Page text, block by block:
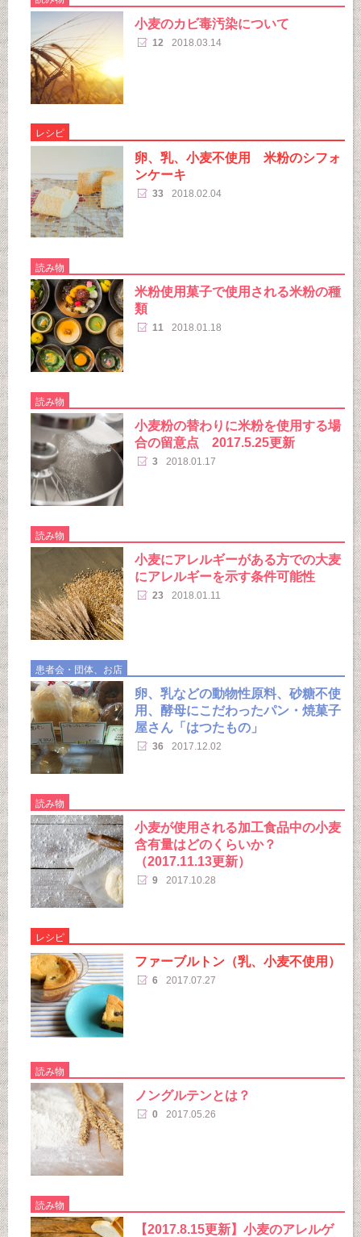
小麦のカビ毒汚染について
12 2018.03.14
レシピ
卵、乳、小麦不使用 米粉のシフォ
ンケーキ
33 2018.02.04
読み物
米粉使用菓子で使用される米粉の種
類
11 2018.01.18
読み物
小麦粉の替わりに米粉を使用する場
合の留意点 2017.5.25更新
3 2018.01.17
読み物
小麦にアレルギーがある方での大麦
にアレルギーを示す条件可能性
23 2018.01.11
患者会・団体、お店
卵、乳などの動物性原料、砂糖不使
用、酵母にこだわったパン・焼菓子
屋さん「はつたもの」
36 2017.12.02
読み物
小麦が使用される加工食品中の小麦
含有量はどのくらいか？
（2017.11.13更新）
9 2017.10.28
レシピ
ファーブルトン（乳、小麦不使用）
6 2017.07.27
読み物
ノングルテンとは？
0 2017.05.26
読み物
【2017.8.15更新】小麦のアレルゲ